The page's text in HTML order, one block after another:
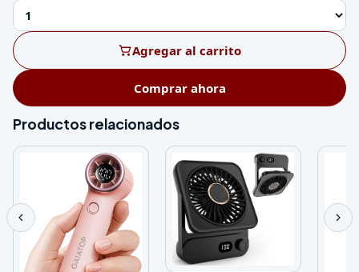
Agregar al carrito
Comprar ahora
Productos relacionados